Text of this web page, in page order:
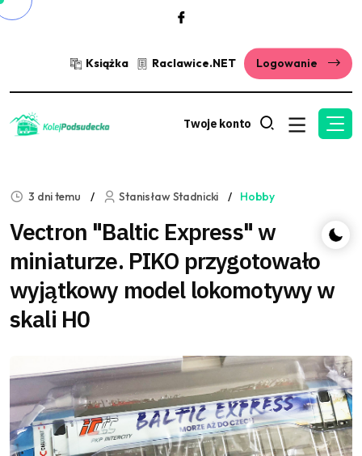
Książka Raclawice.NET Logowanie
Twoje konto
3 dni temu Stanisław Stadnicki Hobby
Vectron "Baltic Express" w
miniaturze. PIKO przygotowało
wyjątkowy model lokomotywy w
skali H0